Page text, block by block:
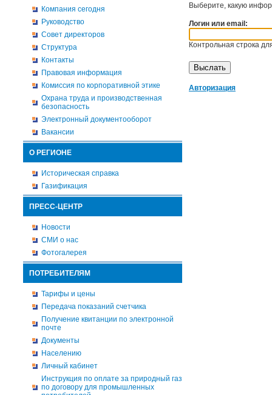
Компания сегодня
Руководство
Совет директоров
Структура
Контакты
Правовая информация
Комиссия по корпоративной этике
Охрана труда и производственная
безопасность
Электронный документооборот
Вакансии
О РЕГИОНЕ
Историческая справка
Газификация
ПРЕСС-ЦЕНТР
Новости
СМИ о нас
Фотогалерея
ПОТРЕБИТЕЛЯМ
Тарифы и цены
Передача показаний счетчика
Получение квитанции по электронной
почте
Документы
Населению
Личный кабинет
Инструкция по оплате за природный газ
по договору для промышленных
Выберите, какую
Логин или email:
Контрольная строка
Авторизация